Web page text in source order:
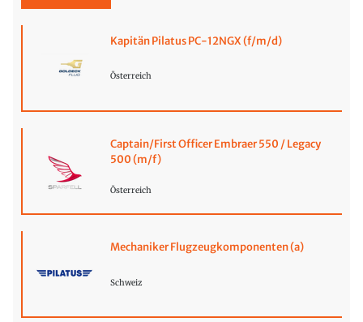
Kapitän Pilatus PC-12NGX (f/m/d)
Österreich
Captain/First Officer Embraer 550 / Legacy
500 (m/f)
Österreich
Mechaniker Flugzeugkomponenten (a)
Schweiz